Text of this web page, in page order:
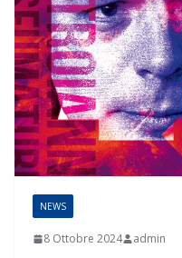
NEWS
8 Ottobre 2024 admin